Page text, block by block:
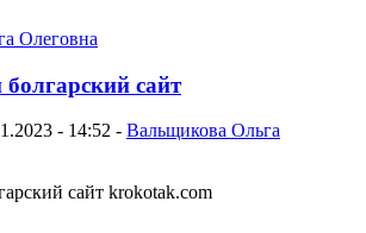
сайт
- 14:52 - Вальщикова Ольга
сайт krokotak.com